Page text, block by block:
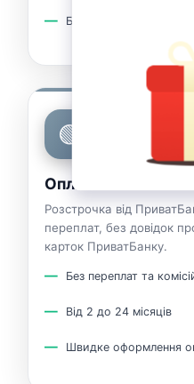
Без додаткової
🟢
Оплата частинами
Розстрочка від
переплат, без довідок
карток ПриватБанку.
Без переплат та
Від 2 до 24 місяців
Швидке оформлення